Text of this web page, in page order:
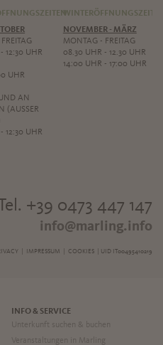
12:30 UHR
UHR
AN
(AUSSER S
12:30 UHR
NOVEMBER - MÄRZ
MONTAG - FREITAG
08.30 UHR - 12.30 UHR
14:00 UHR - 17:00 UHR
+39 0473 447 147
info@marling.info
| IMPRESSUM COOKIES | UID IT00495410219
INFO & SERVICE
Unterkunft suchen & buchen
Veranstaltungen in Marling